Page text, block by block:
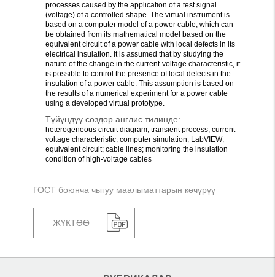
processes caused by the application of a test signal
(voltage) of a controlled shape. The virtual instrument is
based on a computer model of a power cable, which can
be obtained from its mathematical model based on the
equivalent circuit of a power cable with local defects in its
electrical insulation. It is assumed that by studying the
nature of the change in the current-voltage characteristic, it
is possible to control the presence of local defects in the
insulation of a power cable. This assumption is based on
the results of a numerical experiment for a power cable
using a developed virtual prototype.
Түйүндүү сөздөр англис тилинде:
heterogeneous circuit diagram; transient process; current-
voltage characteristic; computer simulation; LabVIEW;
equivalent circuit; cable lines; monitoring the insulation
condition of high-voltage cables
ГОСТ боюнча чыгуу маалыматтарын көчүрүү
ЖҮКТӨӨ